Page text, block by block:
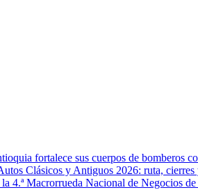
fortalece sus cuerpos de bomberos
Clásicos y Antiguos 2026: ruta,
4.ª Macrorrueda Nacional de Negocios